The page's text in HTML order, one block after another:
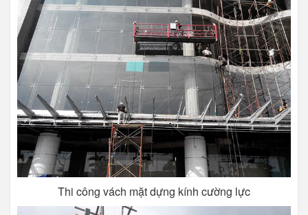
Thi công vách mặt dựng kính cường lực